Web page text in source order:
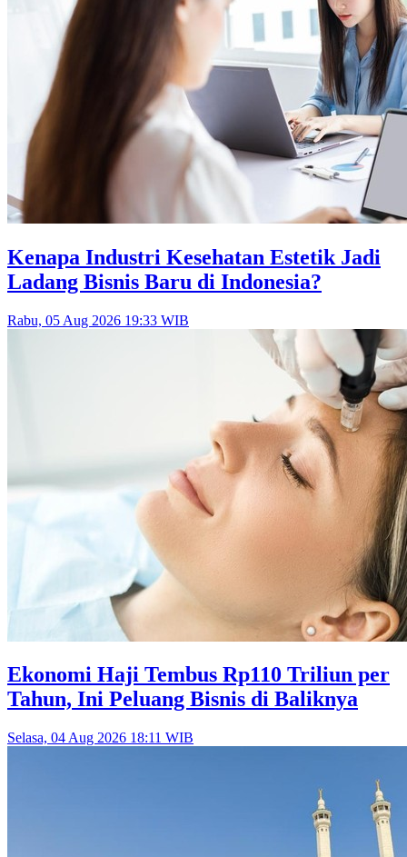
Kenapa Industri Kesehatan Estetik Jadi
Ladang Bisnis Baru di Indonesia?
Rabu, 05 Aug 2026 19:33 WIB
Ekonomi Haji Tembus Rp110 Triliun per
Tahun, Ini Peluang Bisnis di Baliknya
Selasa, 04 Aug 2026 18:11 WIB